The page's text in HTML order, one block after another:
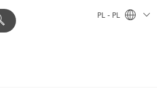
PL - PL